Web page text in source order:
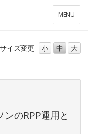
メ
ニ
ー
MENU
イズ変更 小 中 大
のRPP運用と